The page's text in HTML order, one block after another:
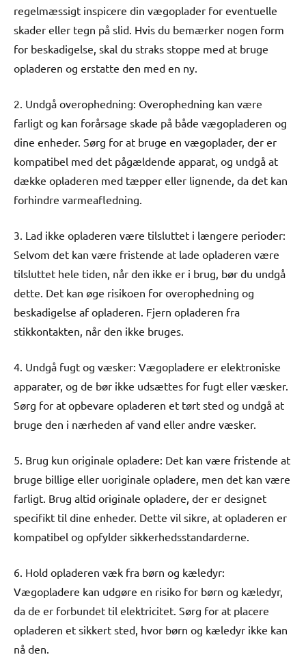
regelmæssigt inspicere din vægoplader for eventuelle
skader eller tegn på slid. Hvis du bemærker nogen form
for beskadigelse, skal du straks stoppe med at bruge
opladeren og erstatte den med en ny.
2. Undgå overophedning: Overophedning kan være
farligt og kan forårsage skade på både vægopladeren og
dine enheder. Sørg for at bruge en vægoplader, der er
kompatibel med det pågældende apparat, og undgå at
dække opladeren med tæpper eller lignende, da det kan
forhindre varmeafledning.
3. Lad ikke opladeren være tilsluttet i længere perioder:
Selvom det kan være fristende at lade opladeren være
tilsluttet hele tiden, når den ikke er i brug, bør du undgå
dette. Det kan øge risikoen for overophedning og
beskadigelse af opladeren. Fjern opladeren fra
stikkontakten, når den ikke bruges.
4. Undgå fugt og væsker: Vægopladere er elektroniske
apparater, og de bør ikke udsættes for fugt eller væsker.
Sørg for at opbevare opladeren et tørt sted og undgå at
bruge den i nærheden af vand eller andre væsker.
5. Brug kun originale opladere: Det kan være fristende at
bruge billige eller uoriginale opladere, men det kan være
farligt. Brug altid originale opladere, der er designet
specifikt til dine enheder. Dette vil sikre, at opladeren er
kompatibel og opfylder sikkerhedsstandarderne.
6. Hold opladeren væk fra børn og kæledyr:
Vægopladere kan udgøre en risiko for børn og kæledyr,
da de er forbundet til elektricitet. Sørg for at placere
opladeren et sikkert sted, hvor børn og kæledyr ikke kan
nå den.